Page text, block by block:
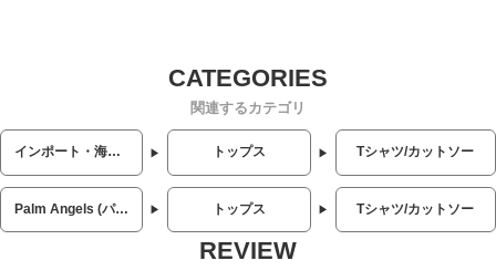
関連するカテゴリ
インポート・海外人気ブランド トップス Tシャツ/カットソー
Palm Angels (パームエンジェルス) トップス Tシャツ/カットソー